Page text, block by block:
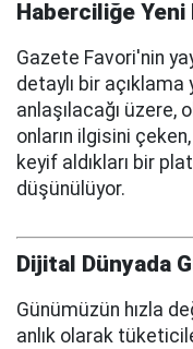
Haberciliğe Yeni
Gazete Favori'nin
detaylı bir
anlaşılacağı üzere,
onların ilgisini
keyif aldıkları bir
düşünülüyor.
Dijital Dünyada
Günümüzün hızla
anlık olarak